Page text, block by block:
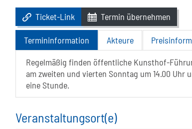
Ticket-Link Termin übernehmen
Termininformation Akteure
Regelmäßig finden öffentliche Kunsthof-
am zweiten und vierten Sonntag um 14.00 Uhr
eine Stunde.
Veranstaltungsort(e)